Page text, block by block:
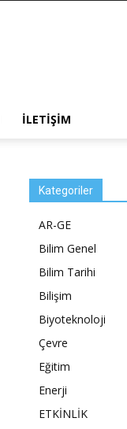
İLETİŞİM
Kategoriler
AR-GE
Bilim Genel
Bilim Tarihi
Bilişim
Biyoteknoloji
Çevre
Eğitim
Enerji
ETKİNLİK